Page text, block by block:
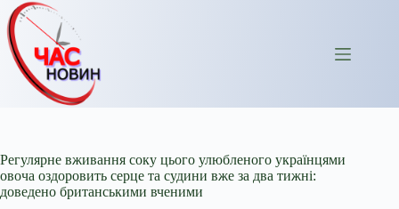
Перейти
до
вмісту
Регулярне вживання соку цього улюбленого українцями
овоча оздоровить серце та судини вже за два тижні:
доведено британськими вченими